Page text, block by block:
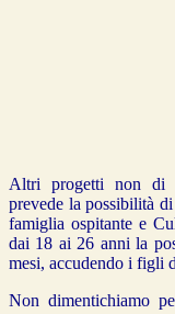
Altri progetti non di
prevede la possibilità
famiglia ospitante e
dai 18 ai 26 anni la
mesi, accudendo i figli
Non dimentichiamo